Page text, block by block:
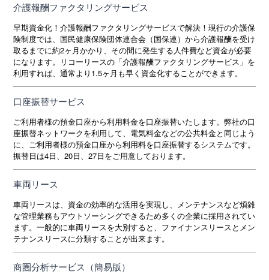
介護報酬ファクタリングサービス
早期資金化！介護報酬ファクタリングサービスで解決！現行の介護保
険制度では、国民健康保険団体連合会（国保連）から介護報酬を受け
取るまでに約2ヶ月かかり、その間に発生する人件費など資金が必要
になります。リコーリースの「介護報酬ファクタリングサービス」を
利用すれば、通常より1.5ヶ月も早く資金化することができます。
口座振替サービス
ご利用者様の預金口座から利用料金を口座振替いたします。弊社の口
座振替ネットワークを利用して、電気料金などの公共料金と同じよう
に、ご利用者様の預金口座から利用料を口座振替するシステムです。
振替日は4日、20日、27日をご用意しております。
車両リース
車両リースは、資金の効率的な活用を実現し、メンテナンスなど煩雑
な管理業務もアウトソーシングできるため多くの企業に採用されてい
ます。一般的に車両リースを大別すると、ファイナンスリースとメン
テナンスリースに分類することが出来ます。
商圏分析サービス（簡易版）